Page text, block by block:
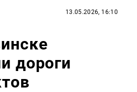
13.05.2026, 16:10
дороги